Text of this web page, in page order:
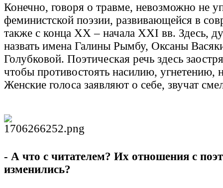
Конечно, говоря о травме, невозможно не
феминистской поэзии, развивающейся в
также с конца XX – начала XXI вв. Здесь,
назвать имена Галины Рымбу, Оксаны
Голубковой. Поэтическая речь здесь
чтобы противостоять насилию, угнетению,
Женские голоса заявляют о себе, звучат
- А что с читателем? Их отношения с
изменились?